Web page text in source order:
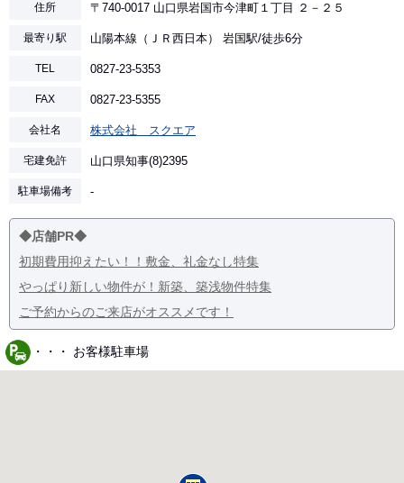
住所
〒740-0017 山口県岩国市今津町１丁目 ２－２５
最寄り駅 山陽本線（ＪＲ西日本） 岩国駅/徒歩6分
TEL 0827-23-5353
FAX 0827-23-5355
会社名 株式会社 スクエア
宅建免許 山口県知事(8)2395
駐車場備考 -
◆店舗PR◆
初期費用抑えたい！！敷金、礼金なし特集
やっぱり新しい物件が！新築、築浅物件特集
ご予約からのご来店がオススメです！
・・・ お客様駐車場